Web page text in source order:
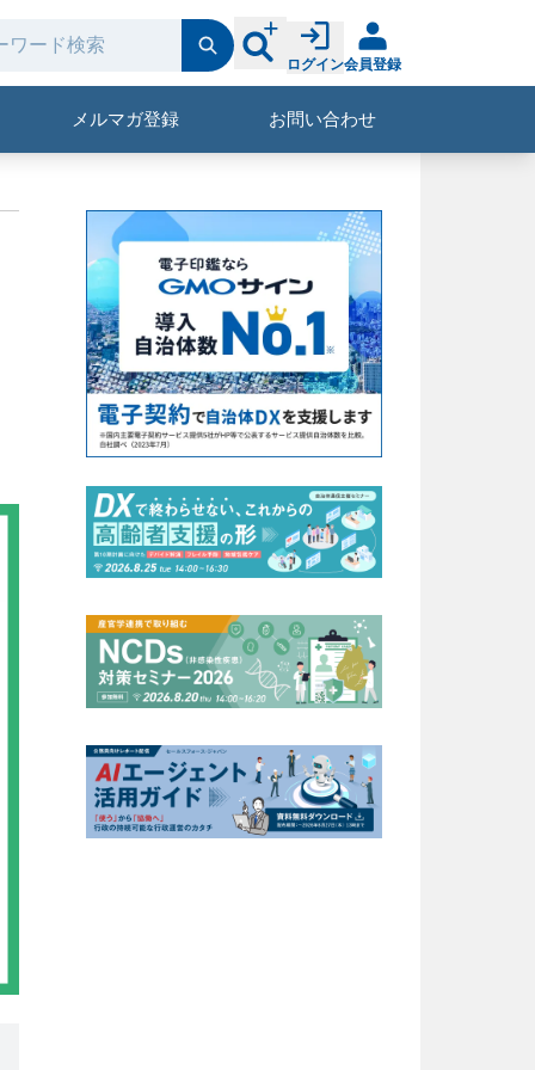
ログイン会員登録
メルマガ登録 お問い合わせ